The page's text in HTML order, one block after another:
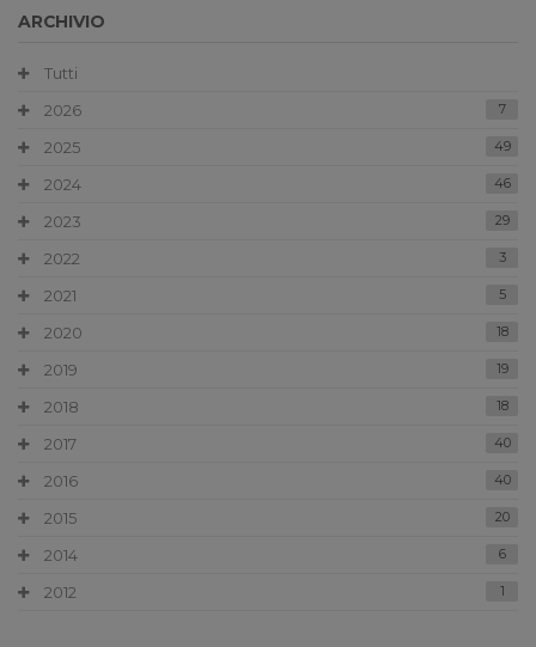
ARCHIVIO
Tutti
2026
7
2025 49
2024 46
2023 29
2022 3
2021 5
2020 18
2019 19
2018 18
2017 40
2016 40
2015 20
2014 6
2012 1